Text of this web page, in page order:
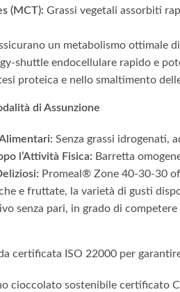
(MCT): Grassi vegetali assorbiti
un metabolismo ottimale
shuttle endocellulare rapido e
proteica e nello smaltimento
di Assunzione
Senza grassi idrogenati,
l’Attività Fisica: Barretta
Promeal® Zone 40-30-30
e fruttate, la varietà di gusti
senza pari, in grado di
certificata ISO 22000 per
cioccolato sostenibile certificato